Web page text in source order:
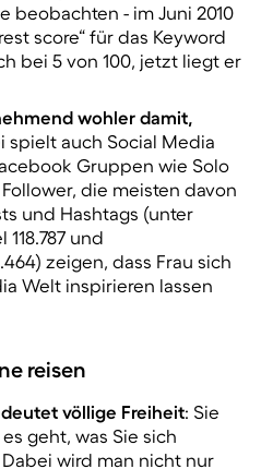
beobachten - im Juni 2010
score“ für das Keyword
bei 5 von 100, jetzt liegt er
wohler damit,
spielt auch Social Media
Gruppen wie Solo
Follower, die meisten davon
und Hashtags (unter
und
zeigen, dass Frau sich
Welt inspirieren lassen
reisen
völlige Freiheit: Sie
geht, was Sie sich
wird man nicht nur